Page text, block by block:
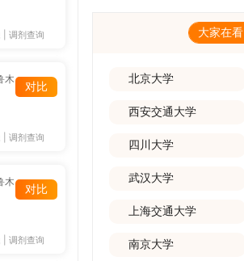
调剂查询
木
对比
调剂查询
木
对比
调剂查询
表现优异者，毕业后可优先获
请条件与报名流程（一）基本
研究生招生的基本条件及各学
名：本科直博生须按规定时间
统，选择“国家实验室联培专项
名时间节点本科直博生报名以
年3月15日至4月20日，具体时
提交申请人须按学校及报考学
线上报名程序。六、考核与录
苏州实验室联合组织，具体考
方案为准。录取时将对考生进
重，报名及考核期间有违规或
的招生章程、简章及专业目录
视为自动放弃。（三）申请材
齐全、顺序正确。所有纸质申
上午10:00前寄达经济学院研究
请严格对照材料清单顺序整理
报名信息的真实性和准确性负
改。如确需修改，须在报名截
考生报考资格、材料完整性及
月下旬在学院网站公布。2.材
查的考生材料进行评议并打分
年1月中上旬公布。学院将根
复试的考生名单。同等学力报
试，具体时间地点另行通知，
养全过程。通过修订导师立德
成长中的关键角色，推动形成
育、智育、体育、美育和劳育
素质，培养具有创新精神、实
优化招生与学科结构，服务国
生教育服务经济社会发展的能
学位点。“十四五”期间，学校
规模增长达211%。在招生宣传
咨询+现场答疑”三位一体的招
2024年起全面推行“申请-考核
博”“硕博连读”等多元招生渠道
专业优化行动，压缩或撤销生
大家在看
北京大学
西安交通大学
四川大学
武汉大学
上海交通大学
南京大学